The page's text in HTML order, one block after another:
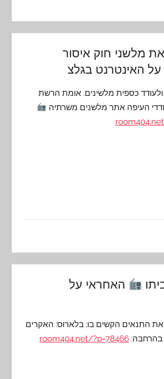
מלשני חוק איסור
האינטרנט בגלצ
כספית מלשינים. אומת הרשת
העיפה אתר מלשנים משרתיה
האחראי על
את התנאים הקשים בו; בלארוס: האקרים
בהרחבה: room404.net/?p=78466